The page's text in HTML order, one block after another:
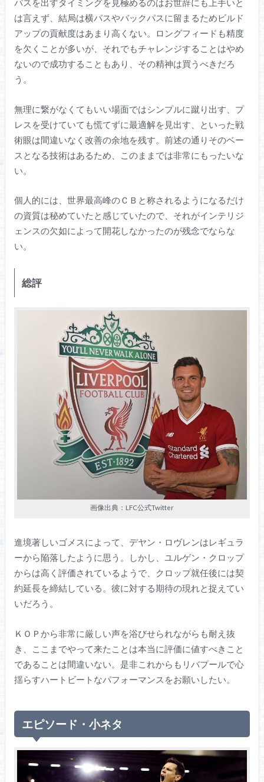
パスを出すタイミングを見極めるのはお世辞にも上手いと
は言えず、結局は横パスやバックパスに留まるためビルド
アップの貢献度はあまり高くない。ロングフィードも精度
を欠くことが多いが、それでもチャレンジすることはやめ
ないので成功することもあり、その精神は買うべきだろ
う。
無理に繋がなくてもいい場面ではシンプルに蹴り出す、プ
レスを受けていても慌てずに最適解を見出す、といった戦
術眼は間違いなく改善の余地を残す。前述の通りそのベー
スとなる技術はあるため、このままでは非常にもったいな
い。
個人的には、世界最高峰のＣＢと称されるようになるだけ
の資質は秘めていたと感じていたので、それがインテリジ
ェンスの欠如によって開花しなかったのが残念でならな
い。
総評
画像出典：LFC公式Twitter
進境著しいゴメスによって、デヤン・ロヴレンはレギュラ
ーから陥落したように思う。しかし、ユルゲン・クロップ
からは高く評価されているようで、クロップ就任後には契
約延長を締結している。彼に対する期待の現れと捉えてい
いだろう。
ＫＯＰから非常に厳しい声を浴びせられながらも耐え抜
き、ここまでやって来たことは本当に評価に値すべきこと
であることは間違いない。是非これからもリバプールで心
揺らすハートビートなパフォーマンスをお願いしたい。
エピソード・小ネタ